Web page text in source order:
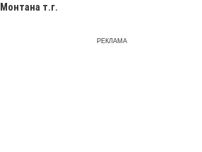
Монтана т.г.
РЕКЛАМА